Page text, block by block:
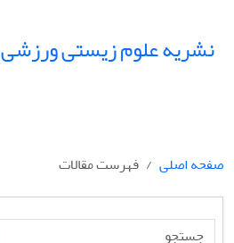
نشریه علوم زیستی ورزشی
صفحه اصلی
فهرست مقالات